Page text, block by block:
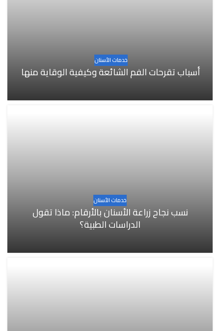
خدمات الأسنان
أسباب تقرحات الفم الشائعة وكيفية الوقاية منها
خدمات الأسنان
نسب نجاح زراعة الأسنان بالأرقام: ماذا تقول
الدراسات الطبية؟